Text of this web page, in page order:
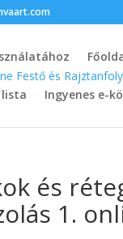
lista Ingyenes e-
és
1.